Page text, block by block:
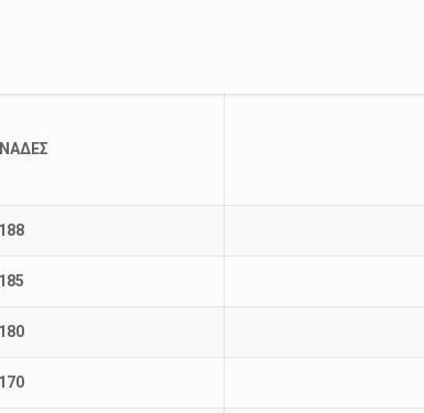
188
185
180
170